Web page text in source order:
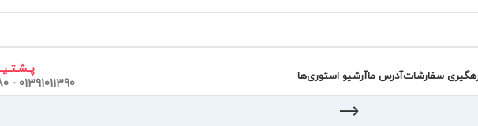
سفارشاتآدرس ماآرشیو استوری‌ها
01391011390 - 01391011380